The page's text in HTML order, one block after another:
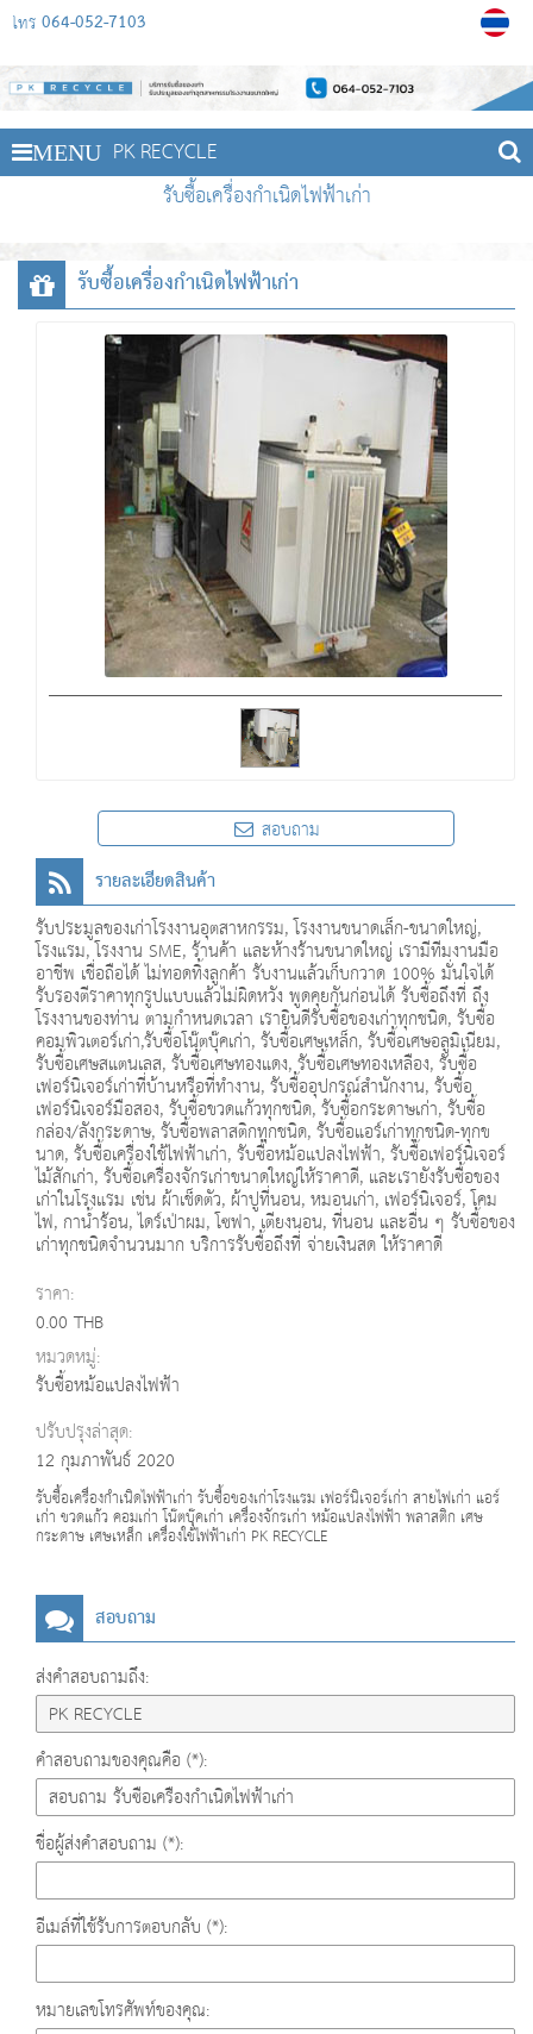
โทร 064-052-7103
MENU PK RECYCLE
รับซื้อเครื่องกำเนิดไฟฟ้าเก่า
รับซื้อเครื่องกำเนิดไฟฟ้าเก่า
สอบถาม
รายละเอียดสินค้า
รับประมูลของเก่าโรงงานอุตสาหกรรม, โรงงานขนาดเล็ก-ขนาดใหญ่,
โรงแรม, โรงงาน SME, ร้านค้า และห้างร้านขนาดใหญ่ เรามีทีมงานมือ
อาชีพ เชื่อถือได้ ไม่ทอดทิ้งลูกค้า รับงานแล้วเก็บกวาด 100% มั่นใจได้
รับรองตีราคาทุกรูปแบบแล้วไม่ผิดหวัง พูดคุยกันก่อนได้ รับซื้อถึงที่ ถึง
โรงงานของท่าน ตามกำหนดเวลา เรายินดีรับซื้อของเก่าทุกชนิด, รับซื้อ
คอมพิวเตอร์เก่า,รับซื้อโน๊ตบุ๊คเก่า, รับซื้อเศษเหล็ก, รับซื้อเศษอลูมิเนียม,
รับซื้อเศษสแตนเลส, รับซื้อเศษทองแดง, รับซื้อเศษทองเหลือง, รับซื้อ
เฟอร์นิเจอร์เก่าที่บ้านหรือที่ทำงาน, รับซื้ออุปกรณ์สำนักงาน, รับซื้อ
เฟอร์นิเจอร์มือสอง, รับซื้อขวดแก้วทุกชนิด, รับซื้อกระดาษเก่า, รับซื้อ
กล่อง/ลังกระดาษ, รับซื้อพลาสติกทุกชนิด, รับซื้อแอร์เก่าทุกชนิด-ทุกข
นาด, รับซื้อเครื่องใช้ไฟฟ้าเก่า, รับซื้อหม้อแปลงไฟฟ้า, รับซื้อเฟอร์นิเจอร์
ไม้สักเก่า, รับซื้อเครื่องจักรเก่าขนาดใหญ่ให้ราคาดี, และเรายังรับซื้อของ
เก่าในโรงแรม เช่น ผ้าเช็ดตัว, ผ้าปูที่นอน, หมอนเก่า, เฟอร์นิเจอร์, โคม
ไฟ, กาน้ำร้อน, ไดร์เป่าผม, โซฟา, เตียงนอน, ที่นอน และอื่น ๆ รับซื้อของ
เก่าทุกชนิดจำนวนมาก บริการรับซื้อถึงที่ จ่ายเงินสด ให้ราคาดี
ราคา:
0.00 THB
หมวดหมู่:
รับซื้อหม้อแปลงไฟฟ้า
ปรับปรุงล่าสุด:
12 กุมภาพันธ์ 2020
รับซื้อเครื่องกำเนิดไฟฟ้าเก่า รับซื้อของเก่าโรงแรม เฟอร์นิเจอร์เก่า สายไฟเก่า แอร์
เก่า ขวดแก้ว คอมเก่า โน๊ตบุ๊คเก่า เครื่องจักรเก่า หม้อแปลงไฟฟ้า พลาสติก เศษ
กระดาษ เศษเหล็ก เครื่องใช้ไฟฟ้าเก่า PK RECYCLE
สอบถาม
ส่งคำสอบถามถึง:
คำสอบถามของคุณคือ (*):
ชื่อผู้ส่งคำสอบถาม (*):
อีเมล์ที่ใช้รับการตอบกลับ (*):
หมายเลขโทรศัพท์ของคุณ: